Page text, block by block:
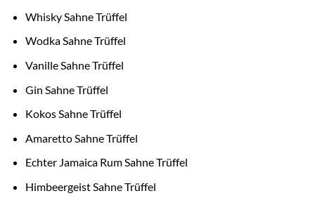
Whisky Sahne Trüffel
Wodka Sahne Trüffel
Vanille Sahne Trüffel
Gin Sahne Trüffel
Kokos Sahne Trüffel
Amaretto Sahne Trüffel
Echter Jamaica Rum Sahne Trüffel
Himbeergeist Sahne Trüffel